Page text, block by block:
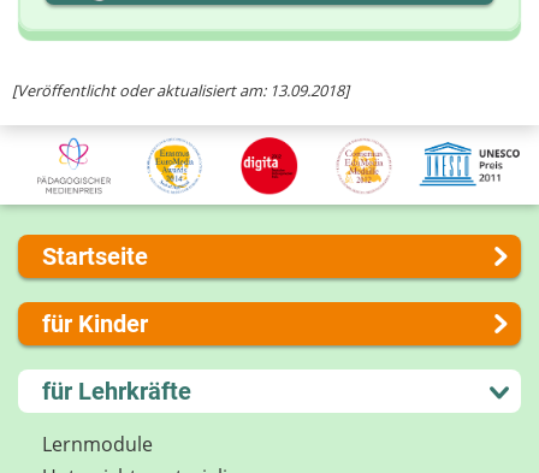
[Veröffentlicht oder aktualisiert am: 13.09.2018]
Startseite
Über uns
Presse
Kontakt
Impressum
Internet-ABC Sitemap
für Kinder
Lernen und Schule
Hobby und Freizeit
Spiel und Spaß
für Lehrkräfte
Lernmodule